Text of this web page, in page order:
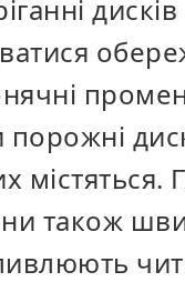
дисків
містяться.
також